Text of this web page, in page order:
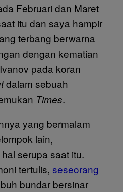
Februari dan Maret
itu dan saya hampir
terbang berwarna
dengan kematian
pada koran
dalam sebuah
Times.
yang bermalam
lain,
serupa saat itu.
tertulis, seseorang
bundar bersinar